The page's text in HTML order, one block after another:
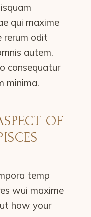
qui maxime
rerum odit
autem.
consequatur
minima.
OF
temp
wui maxime
how your